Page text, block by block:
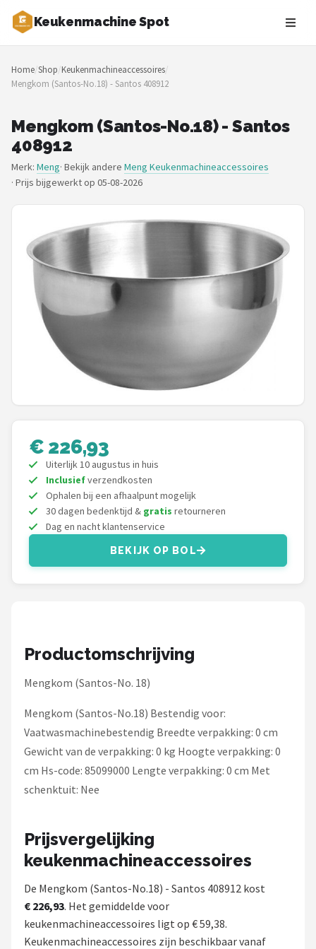
Keukenmachine Spot
Zoeken
NAVIGATIE
Merken
Blog
MasterChef
Restaurants
Keukenmachines
Staafmixers
Juicers
Moulinex
KitchenAid
Magimix
Braun
KitchenBrothers
Alle merken →
Home/Shop/Keukenmachineaccessoires/
Mengkom (Santos-No.18) - Santos 408912
Mengkom (Santos-No.18) - Santos
408912
Merk: Meng· Bekijk andere Meng Keukenmachineaccessoires
· Prijs bijgewerkt op 05-08-2026
€ 226,93
Uiterlijk 10 augustus in huis
Inclusiefverzendkosten
Ophalen bij een afhaalpunt mogelijk
30 dagen bedenktijd & gratis retourneren
Dag en nacht klantenservice
BEKIJK OP BOL
Productomschrijving
Mengkom (Santos-No. 18)
Mengkom (Santos-No.18) Bestendig voor:
Vaatwasmachinebestendig Breedte verpakking: 0 cm
Gewicht van de verpakking: 0 kg Hoogte verpakking: 0
cm Hs-code: 85099000 Lengte verpakking: 0 cm Met
schenktuit: Nee
Prijsvergelijking
keukenmachineaccessoires
De Mengkom (Santos-No.18) - Santos 408912 kost
€ 226,93. Het gemiddelde voor
keukenmachineaccessoires ligt op € 59,38.
Keukenmachineaccessoires zijn beschikbaar vanaf